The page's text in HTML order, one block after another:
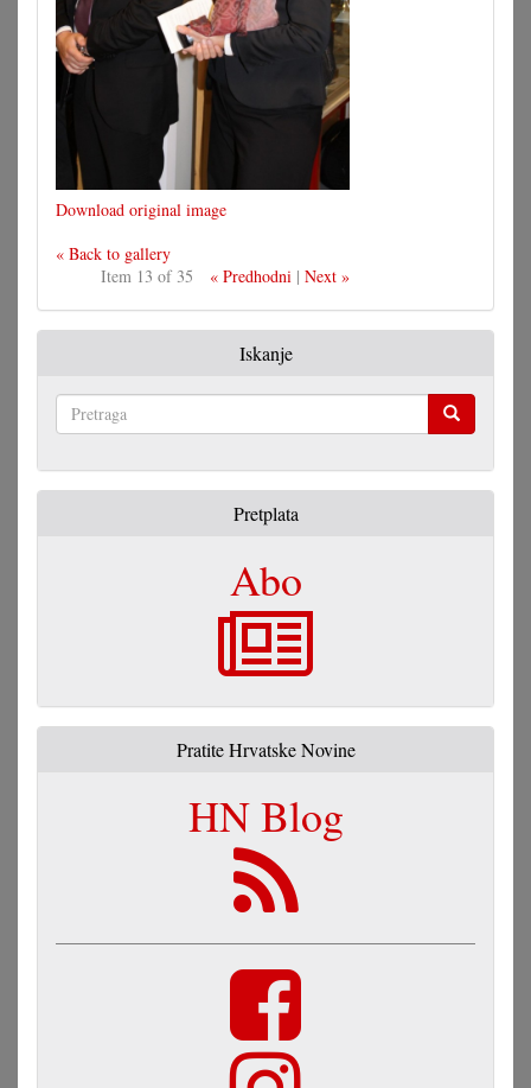
Download original image
« Back to gallery
Item 13 of 35
« Predhodni | Next »
Iskanje
Pretplata
Abo
Pratite Hrvatske Novine
HN Blog